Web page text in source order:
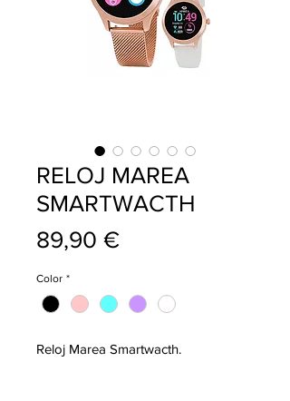
RELOJ MAREA
SMARTWACTH
89,90 €Precio
Color *
Reloj Marea Smartwacth.